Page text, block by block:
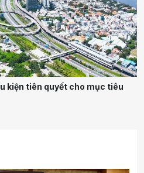
kiện tiên quyết cho mục tiêu